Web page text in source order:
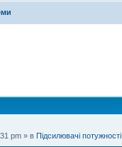
pm » в Підсилювачі потужності